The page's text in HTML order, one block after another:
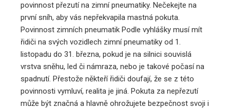
povinnost přezutí na zimní pneumatiky. Nečekejte na
první sníh, aby vás nepřekvapila mastná pokuta.
Povinnost zimních pneumatik Podle vyhlášky musí mít
řidiči na svých vozidlech zimní pneumatiky od 1.
listopadu do 31. března, pokud je na silnici souvislá
vrstva sněhu, led či námraza, nebo je takové počasí na
spadnutí. Přestože někteří řidiči doufají, že se z této
povinnosti vymluví, realita je jiná. Pokuta za nepřezutí
může být značná a hlavně ohrožujete bezpečnost svoji i